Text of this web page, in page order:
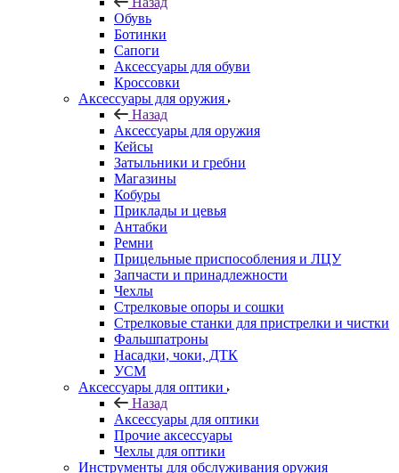
Обувь
Ботинки
Сапоги
Аксессуары для обуви
Кроссовки
Аксессуары для оружия
Назад
Аксессуары для оружия
Кейсы
Затыльники и гребни
Магазины
Кобуры
Приклады и цевья
Антабки
Ремни
Прицельные приспособления и ЛЦУ
Запчасти и принадлежности
Чехлы
Стрелковые опоры и сошки
Стрелковые станки для пристрелки и чистки
Фальшпатроны
Насадки, чоки, ДТК
УСМ
Аксессуары для оптики
Назад
Аксессуары для оптики
Прочие аксессуары
Чехлы для оптики
Инструменты для обслуживания оружия